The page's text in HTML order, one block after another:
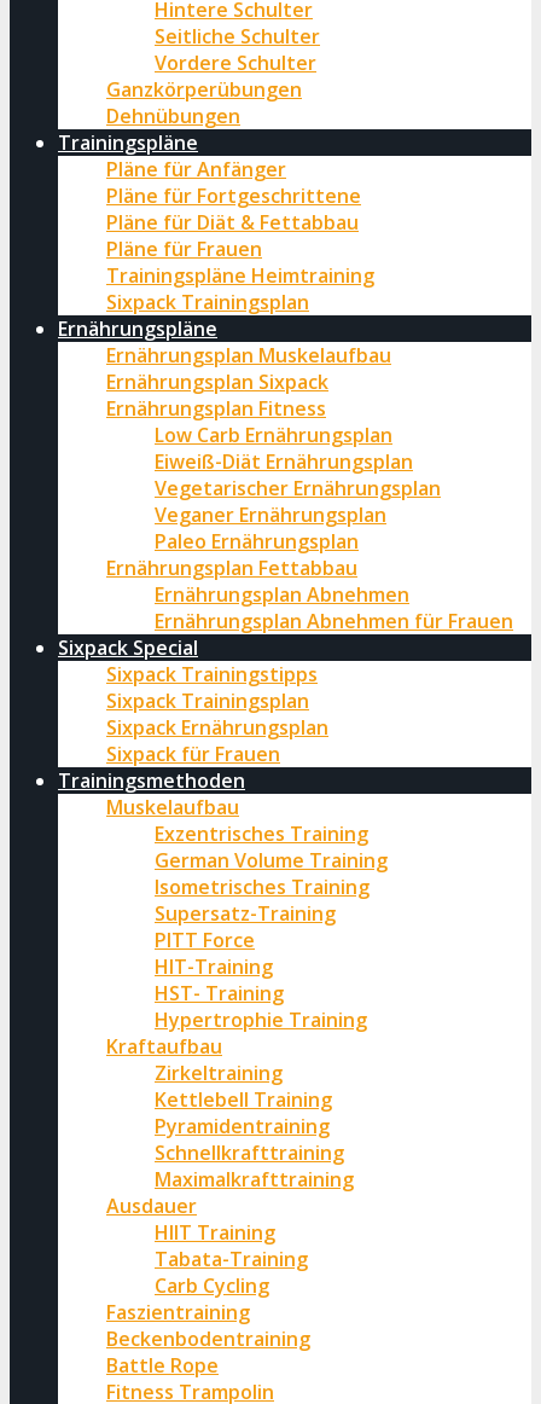
Hintere Schulter
Seitliche Schulter
Vordere Schulter
Ganzkörperübungen
Dehnübungen
Trainingspläne
Pläne für Anfänger
Pläne für Fortgeschrittene
Pläne für Diät & Fettabbau
Pläne für Frauen
Trainingspläne Heimtraining
Sixpack Trainingsplan
Ernährungspläne
Ernährungsplan Muskelaufbau
Ernährungsplan Sixpack
Ernährungsplan Fitness
Low Carb Ernährungsplan
Eiweiß-Diät Ernährungsplan
Vegetarischer Ernährungsplan
Veganer Ernährungsplan
Paleo Ernährungsplan
Ernährungsplan Fettabbau
Ernährungsplan Abnehmen
Ernährungsplan Abnehmen für Frauen
Sixpack Special
Sixpack Trainingstipps
Sixpack Trainingsplan
Sixpack Ernährungsplan
Sixpack für Frauen
Trainingsmethoden
Muskelaufbau
Exzentrisches Training
German Volume Training
Isometrisches Training
Supersatz-Training
PITT Force
HIT-Training
HST- Training
Hypertrophie Training
Kraftaufbau
Zirkeltraining
Kettlebell Training
Pyramidentraining
Schnellkrafttraining
Maximalkrafttraining
Ausdauer
HIIT Training
Tabata-Training
Carb Cycling
Faszientraining
Beckenbodentraining
Battle Rope
Fitness Trampolin